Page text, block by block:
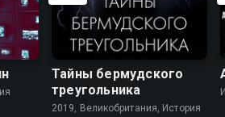
Тайны бермудского
треугольника
2019, Великобритания, История